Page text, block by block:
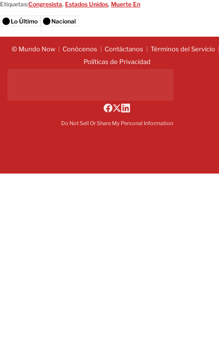
Etiquetas:Congresista, Estados Unidos, Muerte En
Lo Último Nacional
© Mundo Now Conócenos Contáctanos
Términos del Servicio
Políticas de Privacidad
Do Not Sell Or Share My Personal Information